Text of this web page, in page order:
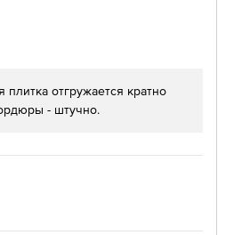
плитка отгружается кратно
- штучно.